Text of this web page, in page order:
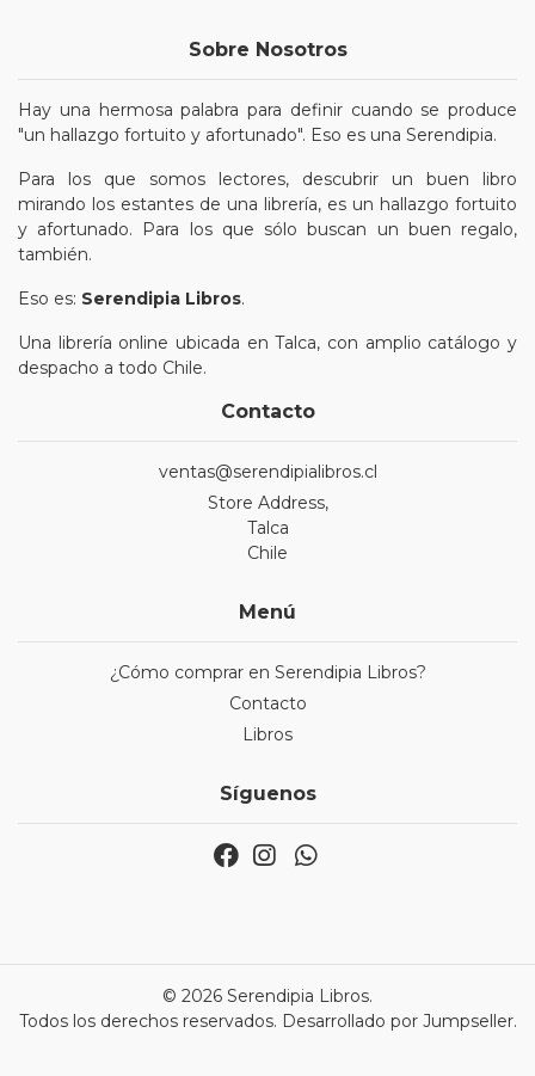
Sobre Nosotros
Hay una hermosa palabra para definir cuando se produce
"un hallazgo fortuito y afortunado". Eso es una Serendipia.
Para los que somos lectores, descubrir un buen libro
mirando los estantes de una librería, es un hallazgo fortuito
y afortunado. Para los que sólo buscan un buen regalo,
también.
Eso es: Serendipia Libros.
Una librería online ubicada en Talca, con amplio catálogo y
despacho a todo Chile.
Contacto
ventas@serendipialibros.cl
Store Address,
Talca
Chile
Menú
¿Cómo comprar en Serendipia Libros?
Contacto
Libros
Síguenos
© 2026 Serendipia Libros.
Todos los derechos reservados. Desarrollado por Jumpseller.